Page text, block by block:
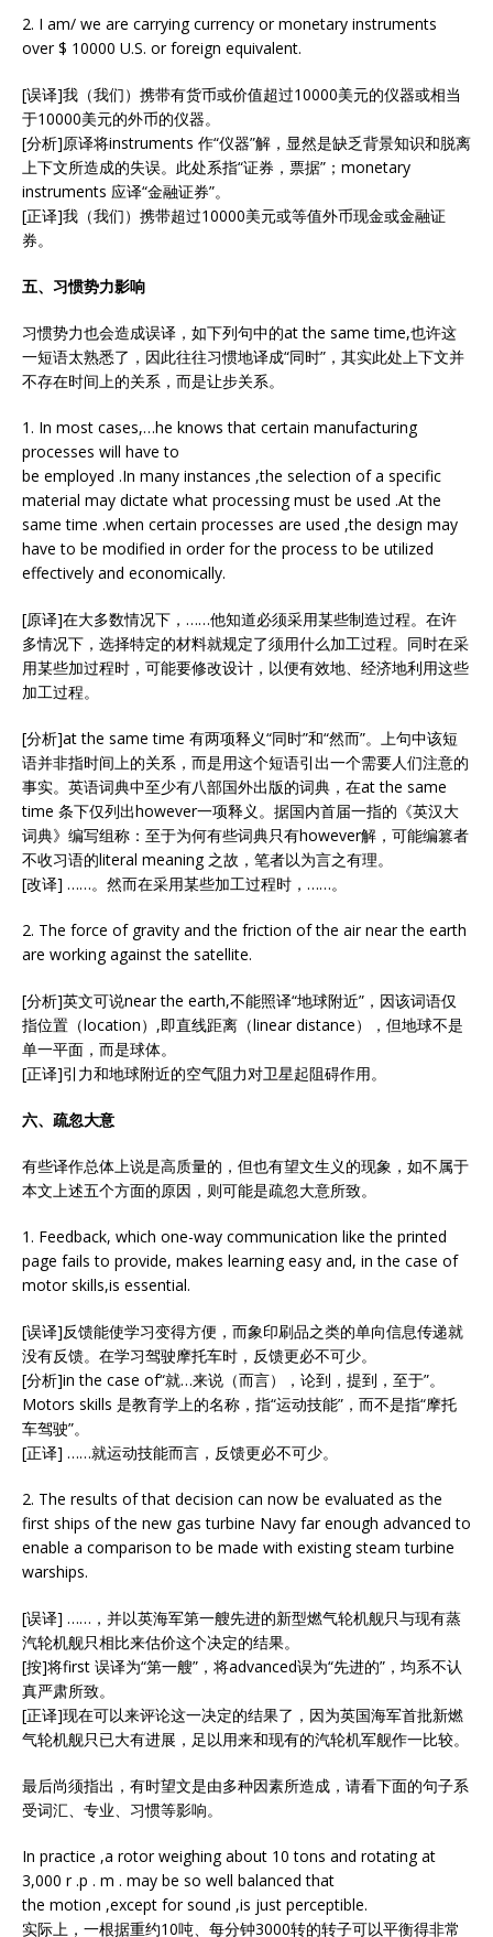
2. I am/ we are carrying currency or monetary instruments
over $ 10000 U.S. or foreign equivalent.
[误译]我（我们）携带有货币或价值超过10000美元的仪器或相当
于10000美元的外币的仪器。
[分析]原译将instruments 作“仪器”解，显然是缺乏背景知识和脱离
上下文所造成的失误。此处系指“证券，票据”；monetary
instruments 应译“金融证券”。
[正译]我（我们）携带超过10000美元或等值外币现金或金融证
券。
五、习惯势力影响
习惯势力也会造成误译，如下列句中的at the same time,也许这
一短语太熟悉了，因此往往习惯地译成“同时”，其实此处上下文并
不存在时间上的关系，而是让步关系。
1. In most cases,…he knows that certain manufacturing
processes will have to
be employed .In many instances ,the selection of a specific
material may dictate what processing must be used .At the
same time .when certain processes are used ,the design may
have to be modified in order for the process to be utilized
effectively and economically.
[原译]在大多数情况下，……他知道必须采用某些制造过程。在许
多情况下，选择特定的材料就规定了须用什么加工过程。同时在采
用某些加过程时，可能要修改设计，以便有效地、经济地利用这些
加工过程。
[分析]at the same time 有两项释义“同时”和“然而”。上句中该短
语并非指时间上的关系，而是用这个短语引出一个需要人们注意的
事实。英语词典中至少有八部国外出版的词典，在at the same
time 条下仅列出however一项释义。据国内首届一指的《英汉大
词典》编写组称：至于为何有些词典只有however解，可能编篡者
不收习语的literal meaning 之故，笔者以为言之有理。
[改译] ……。然而在采用某些加工过程时，……。
2. The force of gravity and the friction of the air near the earth
are working against the satellite.
[分析]英文可说near the earth,不能照译“地球附近”，因该词语仅
指位置（location）,即直线距离（linear distance），但地球不是
单一平面，而是球体。
[正译]引力和地球附近的空气阻力对卫星起阻碍作用。
六、疏忽大意
有些译作总体上说是高质量的，但也有望文生义的现象，如不属于
本文上述五个方面的原因，则可能是疏忽大意所致。
1. Feedback, which one-way communication like the printed
page fails to provide, makes learning easy and, in the case of
motor skills,is essential.
[误译]反馈能使学习变得方便，而象印刷品之类的单向信息传递就
没有反馈。在学习驾驶摩托车时，反馈更必不可少。
[分析]in the case of“就…来说（而言），论到，提到，至于”。
Motors skills 是教育学上的名称，指“运动技能”，而不是指“摩托
车驾驶”。
[正译] ……就运动技能而言，反馈更必不可少。
2. The results of that decision can now be evaluated as the
first ships of the new gas turbine Navy far enough advanced to
enable a comparison to be made with existing steam turbine
warships.
[误译] ……，并以英海军第一艘先进的新型燃气轮机舰只与现有蒸
汽轮机舰只相比来估价这个决定的结果。
[按]将first 误译为“第一艘”，将advanced误为“先进的”，均系不认
真严肃所致。
[正译]现在可以来评论这一决定的结果了，因为英国海军首批新燃
气轮机舰只已大有进展，足以用来和现有的汽轮机军舰作一比较。
最后尚须指出，有时望文是由多种因素所造成，请看下面的句子系
受词汇、专业、习惯等影响。
In practice ,a rotor weighing about 10 tons and rotating at
3,000 r .p . m . may be so well balanced that
the motion ,except for sound ,is just perceptible.
实际上，一根据重约10吨、每分钟3000转的转子可以平衡得非常